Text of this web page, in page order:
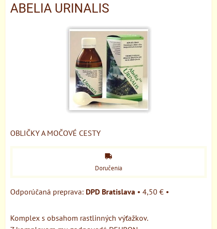
ABELIA URINALIS
OBLIČKY A MOČOVÉ CESTY
Doručenia
DPD Bratislava • 4,50 € •
Komplex s obsahom rastlinných výťažkov.